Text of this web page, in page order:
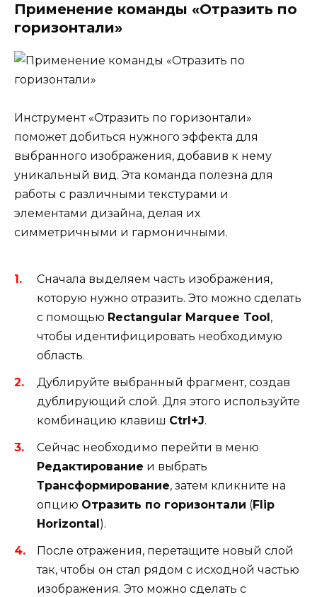
Применение команды «Отразить по
горизонтали»
Инструмент «Отразить по горизонтали»
поможет добиться нужного эффекта для
выбранного изображения, добавив к нему
уникальный вид. Эта команда полезна для
работы с различными текстурами и
элементами дизайна, делая их
симметричными и гармоничными.
Сначала выделяем часть изображения,
которую нужно отразить. Это можно сделать
с помощью Rectangular Marquee Tool,
чтобы идентифицировать необходимую
область.
Дублируйте выбранный фрагмент, создав
дублирующий слой. Для этого используйте
комбинацию клавиш Ctrl+J.
Сейчас необходимо перейти в меню
Редактирование и выбрать
Трансформирование, затем кликните на
опцию Отразить по горизонтали (Flip
Horizontal ).
После отражения, перетащите новый слой
так, чтобы он стал рядом с исходной частью
изображения. Это можно сделать с